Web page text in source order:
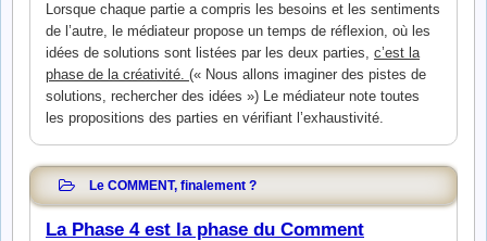
Lorsque chaque partie a compris les besoins et les sentiments
de l’autre, le médiateur propose un temps de réflexion, où les
idées de solutions sont listées par les deux parties, c’est la
phase de la créativité. (« Nous allons imaginer des pistes de
solutions, rechercher des idées ») Le médiateur note toutes
les propositions des parties en vérifiant l’exhaustivité.
Le COMMENT, finalement ?
La Phase 4 est la phase du Comment